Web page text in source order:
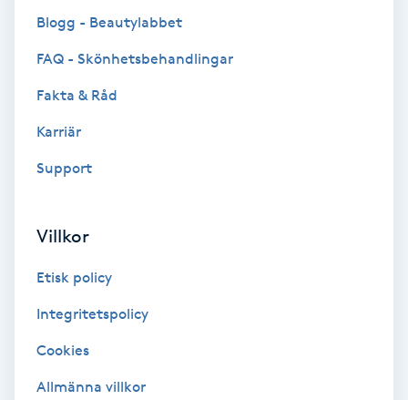
Cryoterapi
Damklippning
Dermapen
Diamantslipning
Extensions
Blogg - Beautylabbet
FAQ - Skönhetsbehandlingar
Fakta & Råd
Karriär
Support
Villkor
Etisk policy
Integritetspolicy
Cookies
Allmänna villkor